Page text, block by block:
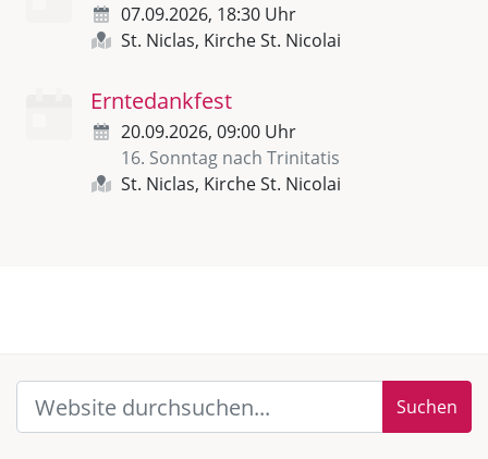
07.09.2026, 18:30 Uhr
St. Niclas, Kirche St. Nicolai
Erntedankfest
20.09.2026, 09:00 Uhr
16. Sonntag nach Trinitatis
St. Niclas, Kirche St. Nicolai
Suchen